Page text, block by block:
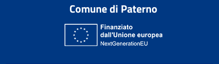
Comune di Paterno